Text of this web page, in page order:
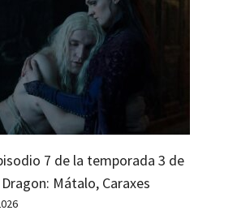
7 de la temporada 3 de
Mátalo, Caraxes